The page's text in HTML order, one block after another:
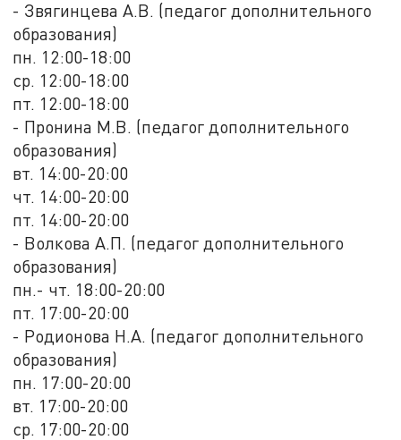
- Звягинцева А.В. (педагог дополнительного
образования)
пн. 12:00-18:00
ср. 12:00-18:00
пт. 12:00-18:00
- Пронина М.В. (педагог дополнительного
образования)
вт. 14:00-20:00
чт. 14:00-20:00
пт. 14:00-20:00
- Волкова А.П. (педагог дополнительного
образования)
пн.- чт. 18:00-20:00
пт. 17:00-20:00
- Родионова Н.А. (педагог дополнительного
образования)
пн. 17:00-20:00
вт. 17:00-20:00
ср. 17:00-20:00